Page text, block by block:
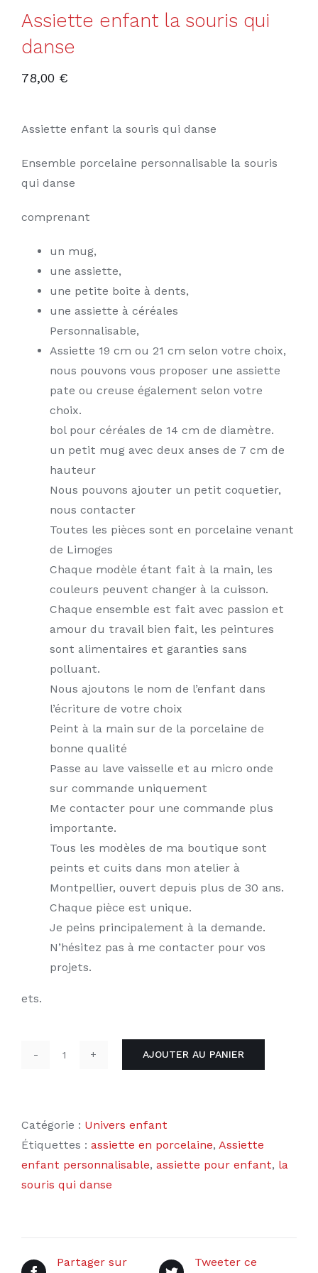
Assiette enfant la souris qui
danse
78,00 €
Assiette enfant la souris qui danse
Ensemble porcelaine personnalisable la souris
qui danse
comprenant
un mug,
une assiette,
une petite boite à dents,
une assiette à céréales
Personnalisable,
Assiette 19 cm ou 21 cm selon votre choix,
nous pouvons vous proposer une assiette
pate ou creuse également selon votre
choix.
bol pour céréales de 14 cm de diamètre.
un petit mug avec deux anses de 7 cm de
hauteur
Nous pouvons ajouter un petit coquetier,
nous contacter
Toutes les pièces sont en porcelaine venant
de Limoges
Chaque modèle étant fait à la main, les
couleurs peuvent changer à la cuisson.
Chaque ensemble est fait avec passion et
amour du travail bien fait, les peintures
sont alimentaires et garanties sans
polluant.
Nous ajoutons le nom de l’enfant dans
l’écriture de votre choix
Peint à la main sur de la porcelaine de
bonne qualité
Passe au lave vaisselle et au micro onde
sur commande uniquement
Me contacter pour une commande plus
importante.
Tous les modèles de ma boutique sont
peints et cuits dans mon atelier à
Montpellier, ouvert depuis plus de 30 ans.
Chaque pièce est unique.
Je peins principalement à la demande.
N’hésitez pas à me contacter pour vos
projets.
ets.
enfant
la
souris
qui
AJOUTER AU PANIER
Catégorie : Univers enfant
Étiquettes : assiette en porcelaine, Assiette
enfant personnalisable, assiette pour enfant, la
souris qui danse
Partager sur Tweeter ce